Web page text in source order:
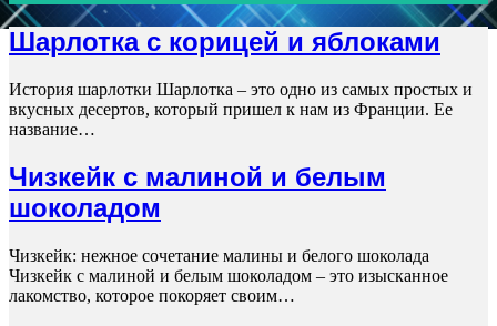
Шарлотка с корицей и яблоками
История шарлотки Шарлотка – это одно из самых простых и
вкусных десертов, который пришел к нам из Франции. Ее
название…
Чизкейк с малиной и белым
шоколадом
Чизкейк: нежное сочетание малины и белого шоколада
Чизкейк с малиной и белым шоколадом – это изысканное
лакомство, которое покоряет своим…